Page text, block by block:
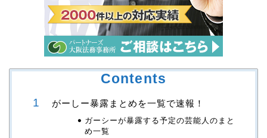
Contents
がーしー暴露まとめを一覧で速報！
ガーシーが暴露する予定の芸能人のまと
め一覧